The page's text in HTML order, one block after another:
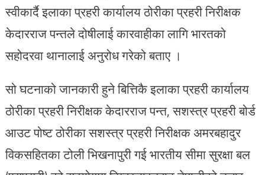
स्वीकार्दै इलाका प्रहरी कार्यालय ठोरीका प्रहरी निरीक्षक
केदारराज पन्तले दोषीलाई कारवाहीका लागि भारतको
सहोदरवा थानालाई अनुरोध गरेको बताए ।
सो घटनाको जानकारी हुने बित्तिकै इलाका प्रहरी कार्यालय
ठोरीका प्रहरी निरीक्षक केदारराज पन्त, सशस्त्र प्रहरी बोर्ड
आउट पोष्ट ठोरीका सशस्त्र प्रहरी निरीक्षक अमरबहादुर
विकसहितका टोली भिखनापुरी गई भारतीय सीमा सुरक्षा बल